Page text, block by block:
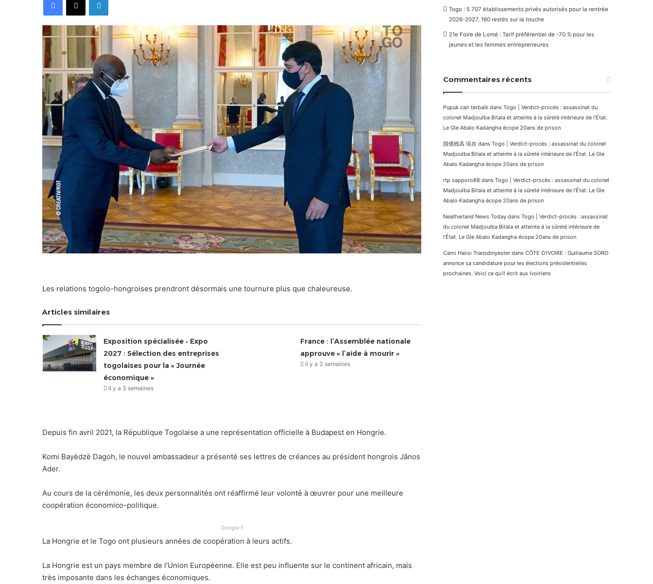
Les relations togolo-hongroises prendront désormais une tournure plus que chaleureuse.
Articles similaires
Exposition spécialisée • Expo
2027 : Sélection des entreprises
togolaises pour la « Journée
économique »
il y a 3 semaines
France : l’Assemblée nationale
approuve « l’aide à mourir »
il y a 3 semaines
Depuis fin avril 2021, la République Togolaise a une représentation officielle à Budapest en Hongrie.
Komi Bayèdzè Dagoh, le nouvel ambassadeur a présenté ses lettres de créances au président hongrois Jãnos
Ader.
Au cours de la cérémonie, les deux personnalités ont réaffirmé leur volonté à œuvrer pour une meilleure
coopération économico-politique.
Google 1
La Hongrie et le Togo ont plusieurs années de coopération à leurs actifs.
La Hongrie est un pays membre de l’Union Européenne. Elle est peu influente sur le continent africain, mais
très imposante dans les échanges économiques.
Togo : 5 707 établissements privés autorisés pour la rentrée
2026-2027, 160 restés sur la touche
21e Foire de Lomé : Tarif préférentiel de -70 % pour les
jeunes et les femmes entrepreneures
Commentaires récents
Pupuk cair terbaik dans Togo | Verdict-procès : assassinat du
colonel Madjoulba Bitala et atteinte à la sûreté intérieure de l’État.
Le Gle Abalo Kadangha écope 20ans de prison
国債残高 現在 dans Togo | Verdict-procès : assassinat du colonel
Madjoulba Bitala et atteinte à la sûreté intérieure de l’État. Le Gle
Abalo Kadangha écope 20ans de prison
rtp sapporo88 dans Togo | Verdict-procès : assassinat du colonel
Madjoulba Bitala et atteinte à la sûreté intérieure de l’État. Le Gle
Abalo Kadangha écope 20ans de prison
Neatherland News Today dans Togo | Verdict-procès : assassinat
du colonel Madjoulba Bitala et atteinte à la sûreté intérieure de
l’État. Le Gle Abalo Kadangha écope 20ans de prison
Cami Halısı Transdinyester dans CÔTE D’IVOIRE : Guillaume SORO
annonce sa candidature pour les élections présidentielles
prochaines. Voici ce qu’il écrit aux Ivoiriens